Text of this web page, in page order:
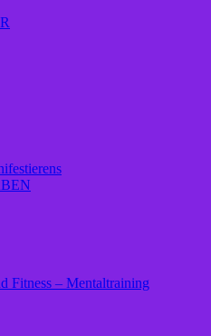
Fitness – Mentaltraining